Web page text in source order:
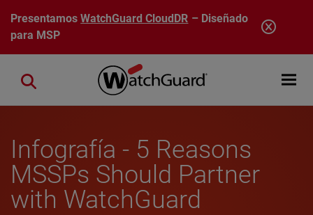
Pasar al contenido principal
PresentamosWatchGuard CloudDR – Diseñado
para MSP
Open
Close search
Infografía - 5 Reasons
MSSPs Should Partner
with WatchGuard